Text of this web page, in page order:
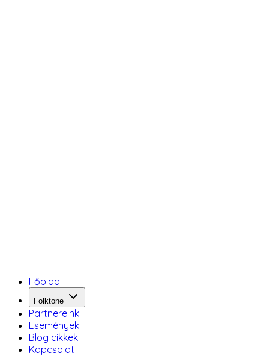
Főoldal
Folktone
Partnereink
Események
Blog cikkek
Kapcsolat